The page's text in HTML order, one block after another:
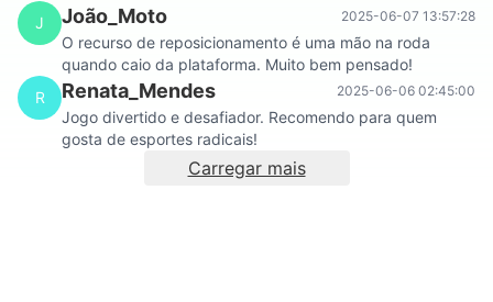
J
João_Moto 2025-06-07 13:57:28
O recurso de reposicionamento é uma mão na roda
quando caio da plataforma. Muito bem pensado!
R
Renata_Mendes 2025-06-06 02:45:00
Jogo divertido e desafiador. Recomendo para quem
gosta de esportes radicais!
Carregar mais